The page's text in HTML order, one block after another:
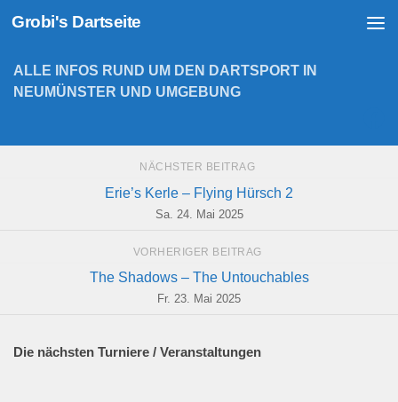
Zum Inhalt springen
Grobi's Dartseite
ALLE INFOS RUND UM DEN DARTSPORT IN
NEUMÜNSTER UND UMGEBUNG
NÄCHSTER BEITRAG
Erie’s Kerle – Flying Hürsch 2
Sa. 24. Mai 2025
VORHERIGER BEITRAG
The Shadows – The Untouchables
Fr. 23. Mai 2025
Die nächsten Turniere / Veranstaltungen